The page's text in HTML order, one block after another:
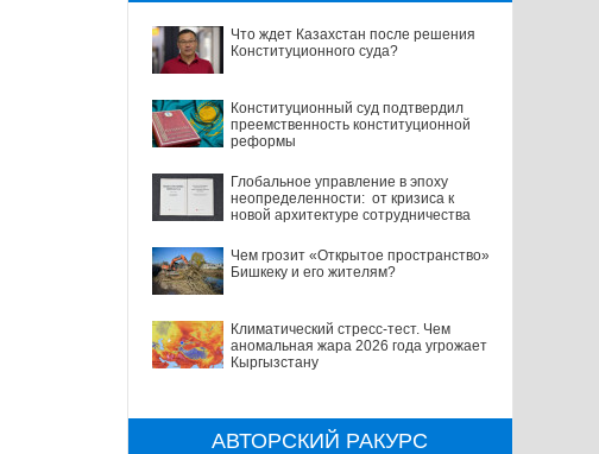
Что ждет Казахстан после решения
Конституционного суда?
Конституционный суд подтвердил
преемственность конституционной
реформы
Глобальное управление в эпоху
неопределенности: от кризиса к
новой архитектуре сотрудничества
Чем грозит «Открытое пространство»
Бишкеку и его жителям?
Климатический стресс-тест. Чем
аномальная жара 2026 года угрожает
Кыргызстану
АВТОРСКИЙ РАКУРС